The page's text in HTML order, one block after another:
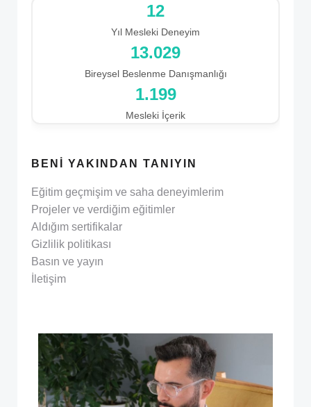
12
Yıl Mesleki Deneyim
15.049
Bireysel Beslenme Danışmanlığı
1.199
Mesleki İçerik
BENI YAKINDAN TANIYIN
Eğitim geçmişim ve saha deneyimlerim
Projeler ve verdiğim eğitimler
Aldığım sertifikalar
Gizlilik politikası
Basın ve yayın
İletişim